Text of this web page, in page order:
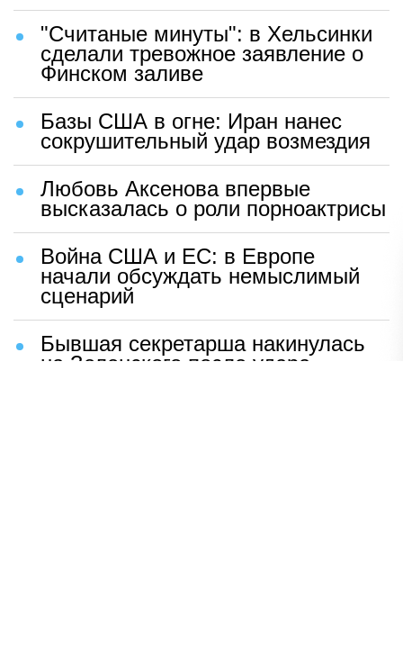
"Считаные минуты": в Хельсинки
сделали тревожное заявление о
Финском заливе
Базы США в огне: Иран нанес
сокрушительный удар возмездия
Любовь Аксенова впервые
высказалась о роли порноактрисы
Война США и ЕС: в Европе
начали обсуждать немыслимый
сценарий
Бывшая секретарша накинулась
на Зеленского после удара